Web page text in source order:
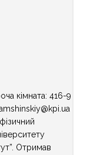
кімната: 416-9
Отримав